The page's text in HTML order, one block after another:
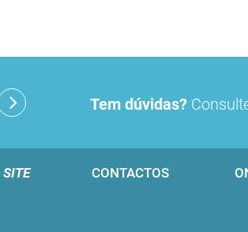
Tem dúvidas?
SITE CONTACTOS